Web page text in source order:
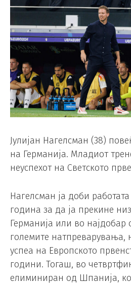
Јулијан Нагелсман (38)
на Германија. Младиот
неуспехот на Светското
Нагелсман ја доби работата
година за да ја прекине
Германија или во најдобар
големите натпреварувања,
успеа на Европското
години. Тогаш, во
елиминиран од Шпанија,